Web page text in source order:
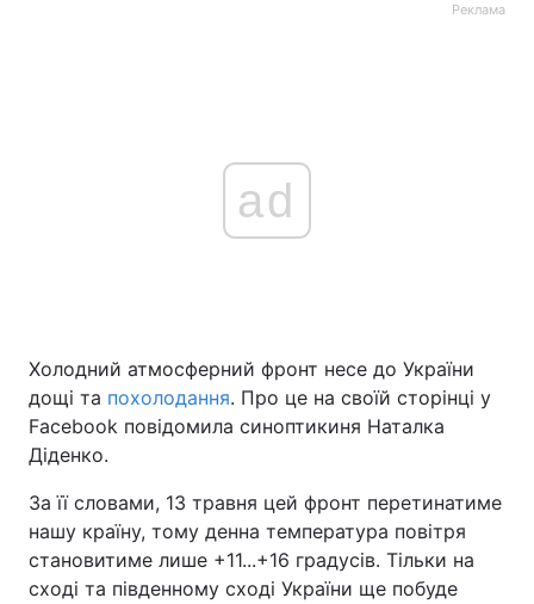
Реклама
ad
Холодний атмосферний фронт несе до України
дощі та похолодання. Про це на своїй сторінці у
Facebook повідомила синоптикиня Наталка
Діденко.
За її словами, 13 травня цей фронт перетинатиме
нашу країну, тому денна температура повітря
становитиме лише +11...+16 градусів. Тільки на
сході та південному сході України ще побуде